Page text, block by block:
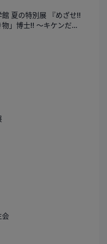
夏の特別展 『めざせ!!
」博士!! ～キケンだけ
世界～』
会